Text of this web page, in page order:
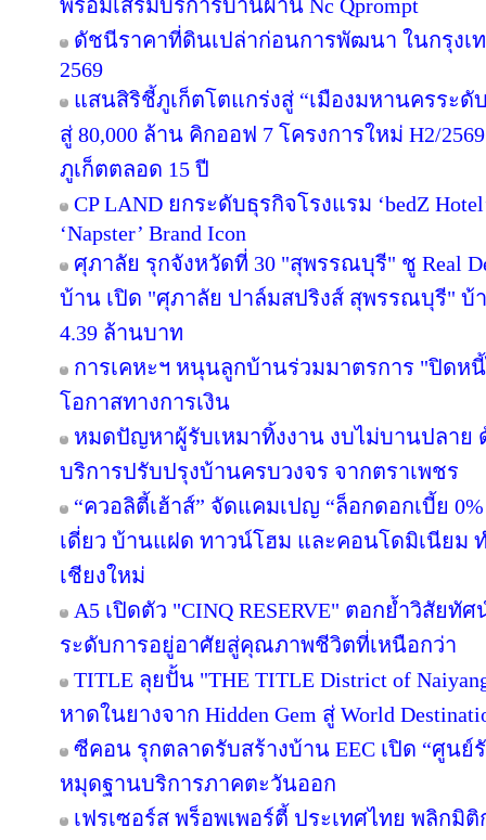
พร้อมเสริมบริการบ้านผ่าน Nc Qprompt
ดัชนีราคาที่ดินเปล่าก่อนการพัฒนา ในกรุงเ
2569
แสนสิริชี้ภูเก็ตโตแกร่งสู่ “เมืองมหานครระ
สู่ 80,000 ล้าน คิกออฟ 7 โครงการใหม่ H2/
ภูเก็ตตลอด 15 ปี
CP LAND ยกระดับธุรกิจโรงแรม ‘bedZ
‘Napster’ Brand Icon
ศุภาลัย รุกจังหวัดที่ 30 "สุพรรณบุรี" ชู Real
บ้าน เปิด "ศุภาลัย ปาล์มสปริงส์ สุพรรณบุรี" บ้
4.39 ล้านบาท
การเคหะฯ หนุนลูกบ้านร่วมมาตรการ "ปิดห
โอกาสทางการเงิน
หมดปัญหาผู้รับเหมาทิ้งงาน งบไม่บานปลาย ด้
บริการปรับปรุงบ้านครบวงจร จากตราเพชร
“ควอลิตี้เฮ้าส์” จัดแคมเปญ “ล็อกดอกเบี้ย
เดี่ยว บ้านแฝด ทาวน์โฮม และคอนโดมิเนียม
เชียงใหม่
A5 เปิดตัว "CINQ RESERVE" ตอกย้ำวิสัยทัศ
ระดับการอยู่อาศัยสู่คุณภาพชีวิตที่เหนือกว่า
TITLE ลุยปั้น "THE TITLE District of
หาดในยางจาก Hidden Gem สู่ World
ซีคอน รุกตลาดรับสร้างบ้าน EEC เปิด “ศูน
หมุดฐานบริการภาคตะวันออก
เฟรเซอร์ส พร็อพเพอร์ตี้ ประเทศไทย พลิกมิ